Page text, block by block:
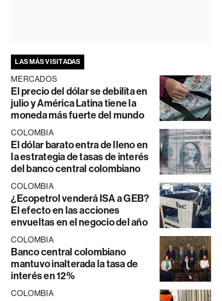
LAS MÁS VISITADAS
MERCADOS
El precio del dólar se debilita en
julio y América Latina tiene la
moneda más fuerte del mundo
COLOMBIA
El dólar barato entra de lleno en
la estrategia de tasas de interés
del banco central colombiano
COLOMBIA
¿Ecopetrol venderá ISA a GEB?
El efecto en las acciones
envueltas en el negocio del año
COLOMBIA
Banco central colombiano
mantuvo inalterada la tasa de
interés en 12%
COLOMBIA